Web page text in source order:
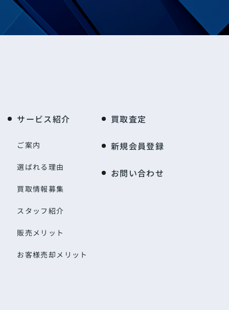
サービス紹介
ご案内
選ばれる理由
買取情報募集
スタッフ紹介
販売メリット
お客様売却メリット
買取査定
新規会員登録
お問い合わせ